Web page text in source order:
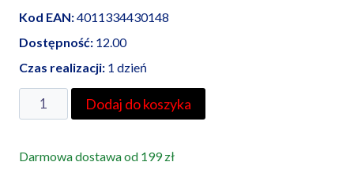
Kod EAN:4011334430148
Dostępność: 12.00
Czas realizacji: 1 dzień
ilość
Berker
mechanizm
Dodaj do koszyka
Darmowa dostawa od 199 zł